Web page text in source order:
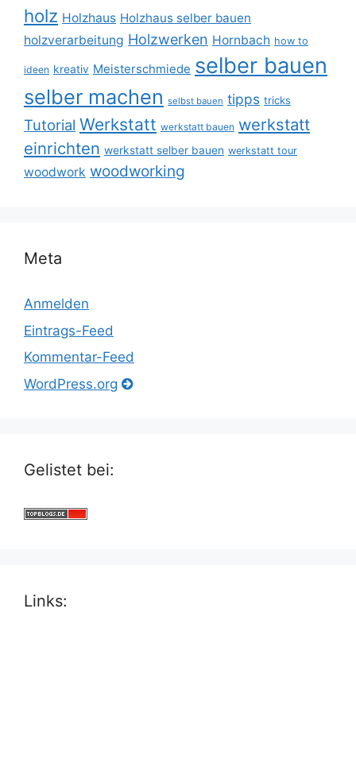
holz Holzhaus Holzhaus selber bauen
holzverarbeitung Holzwerken Hornbach how to
ideen kreativ Meisterschmiede selber bauen
selber machen selbst bauen tipps tricks
Tutorial Werkstatt werkstatt bauen werkstatt
einrichten werkstatt selber bauen werkstatt tour
woodwork woodworking
Meta
Anmelden
Eintrags-Feed
Kommentar-Feed
WordPress.org
Gelistet bei:
Links: